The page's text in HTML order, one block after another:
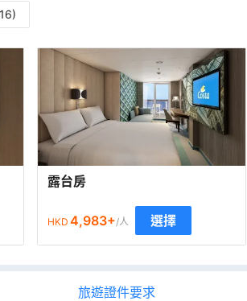
露台房
HKD 4,983+/人 選擇
旅遊證件要求